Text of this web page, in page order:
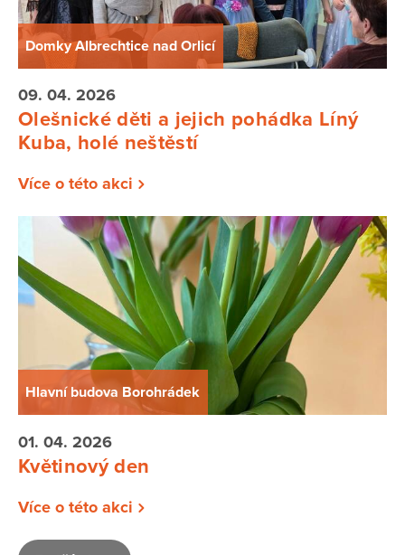
Domky Albrechtice nad Orlicí
09. 04. 2026
Olešnické děti a jejich pohádka Líný
Kuba, holé neštěstí
Více o této akci
Hlavní budova Borohrádek
01. 04. 2026
Květinový den
Více o této akci